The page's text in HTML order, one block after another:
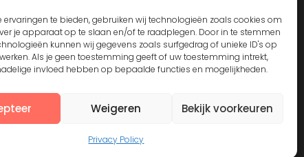
ervaringen te bieden, gebruiken wij technologieën zoals cookies om
je apparaat op te slaan en/of te raadplegen. Door in te stemmen
kunnen wij gegevens zoals surfgedrag of unieke ID's op
Als je geen toestemming geeft of uw toestemming intrekt,
invloed hebben op bepaalde functies en mogelijkheden.
Weigeren Bekijk voorkeuren
Privacy Policy